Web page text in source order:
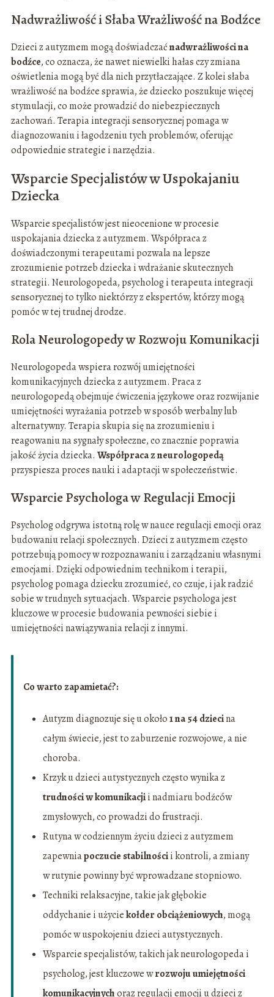
Nadwrażliwość i Słaba Wrażliwość na Bodźce
Dzieci z autyzmem mogą doświadczaćnadwrażliwości na
bodźce, co oznacza, że nawet niewielki hałas czy zmiana
oświetlenia mogą być dla nich przytłaczające. Z kolei słaba
wrażliwość na bodźce sprawia, że dziecko poszukuje więcej
stymulacji, co może prowadzić do niebezpiecznych
zachowań. Terapia integracji sensorycznej pomaga w
diagnozowaniu i łagodzeniu tych problemów, oferując
odpowiednie strategie i narzędzia.
Wsparcie Specjalistów w Uspokajaniu
Dziecka
Wsparcie specjalistów jest nieocenione w procesie
uspokajania dziecka z autyzmem. Współpraca z
doświadczonymi terapeutami pozwala na lepsze
zrozumienie potrzeb dziecka i wdrażanie skutecznych
strategii. Neurologopeda, psycholog i terapeuta integracji
sensorycznej to tylko niektórzy z ekspertów, którzy mogą
pomóc w tej trudnej drodze.
Rola Neurologopedy w Rozwoju Komunikacji
Neurologopeda wspiera rozwój umiejętności
komunikacyjnych dziecka z autyzmem. Praca z
neurologopedą obejmuje ćwiczenia językowe oraz rozwijanie
umiejętności wyrażania potrzeb w sposób werbalny lub
alternatywny. Terapia skupia się na zrozumieniu i
reagowaniu na sygnały społeczne, co znacznie poprawia
jakość życia dziecka. Współpraca z neurologopedą
przyspiesza proces nauki i adaptacji w społeczeństwie.
Wsparcie Psychologa w Regulacji Emocji
Psycholog odgrywa istotną rolę w nauce regulacji emocji oraz
budowaniu relacji społecznych. Dzieci z autyzmem często
potrzebują pomocy w rozpoznawaniu i zarządzaniu własnymi
emocjami. Dzięki odpowiednim technikom i terapii,
psycholog pomaga dziecku zrozumieć, co czuje, i jak radzić
sobie w trudnych sytuacjach. Wsparcie psychologa jest
kluczowe w procesie budowania pewności siebie i
umiejętności nawiązywania relacji z innymi.
Co warto zapamietać?:
Autyzm diagnozuje się u około1 na 54 dziecina
całym świecie, jest to zaburzenie rozwojowe, a nie
choroba.
Krzyk u dzieci autystycznych często wynika z
trudności w komunikacjii nadmiaru bodźców
zmysłowych, co prowadzi do frustracji.
Rutyna w codziennym życiu dzieci z autyzmem
zapewniapoczucie stabilnościi kontroli, a zmiany
w rutynie powinny być wprowadzane stopniowo.
Techniki relaksacyjne, takie jak głębokie
oddychanie i użyciekołder obciążeniowych, mogą
pomóc w uspokojeniu dzieci autystycznych.
Wsparcie specjalistów, takich jak neurologopeda i
psycholog, jest kluczowe wrozwoju umiejętności
komunikacyjnychoraz regulacji emocji u dzieci z